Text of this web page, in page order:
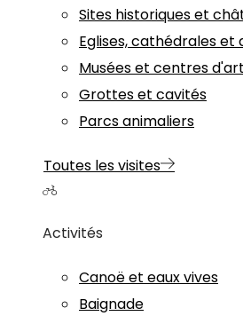
Sites historiques et
Eglises, cathédrales et
Musées et centres d'art
Grottes et cavités
Parcs animaliers
Toutes les visites
Activités
Canoë et eaux vives
Baignade